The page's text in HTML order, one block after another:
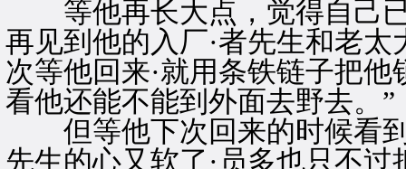
等他再长大点，觉得自己已
再见到他的入厂·者先生和老
次等他回来·就用条铁链子把
看他还能不能到外面去野去。”
但等他下次回来的时候看到
先生的心又软了·员多也只不